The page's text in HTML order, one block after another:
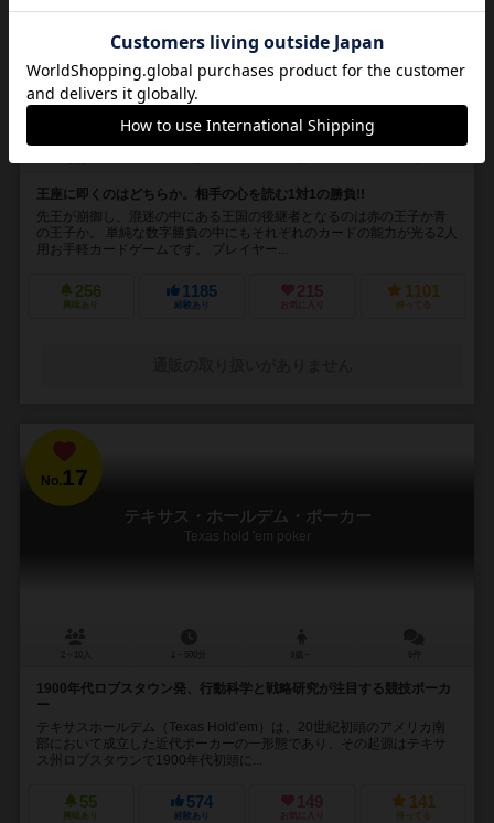
R-Rivals
王座に即くのはどちらか。相手の心を読む1対1の勝負!!
先王が崩御し、混迷の中にある王国の後継者となるのは赤の王子か青
の王子か。 単純な数字勝負の中にもそれぞれのカードの能力が光る2人
用お手軽カードゲームです。 プレイヤー...
256
興味あり
1185
経験あり
215
お気に入り
1101
持ってる
No.17
テキサス・ホールデム・ポーカー
Texas hold 'em poker
1900年代ロブスタウン発、行動科学と戦略研究が注目する競技ポーカ
ー
テキサスホールデム（Texas Hold’em）は、20世紀初頭のアメリカ南
部において成立した近代ポーカーの一形態であり、その起源はテキサ
ス州ロブスタウンで1900年代初頭に...
55
興味あり
574
経験あり
149
お気に入り
141
持ってる